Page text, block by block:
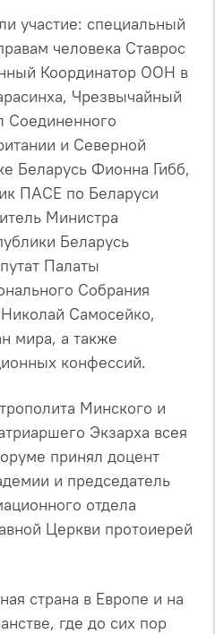
участие: специальный
человека Ставрос
Координатор ООН в
Чрезвычайный
и Северной
Беларусь Фионна Гибб,
ПАСЕ по Беларуси
Министра
Беларусь
Палаты
Собрания
Самосейко,
мира, а также
конфессий.
Минского и
Экзарха всея
принял доцент
и председатель
отдела
Церкви протоиерей
страна в Европе и на
где до сих пор